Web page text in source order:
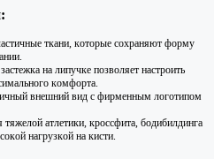
ткани, которые сохраняют форму
на липучке позволяет настроить
комфорта.
внешний вид с фирменным логотипом
атлетики, кроссфита, бодибилдинга
нагрузкой на кисти.